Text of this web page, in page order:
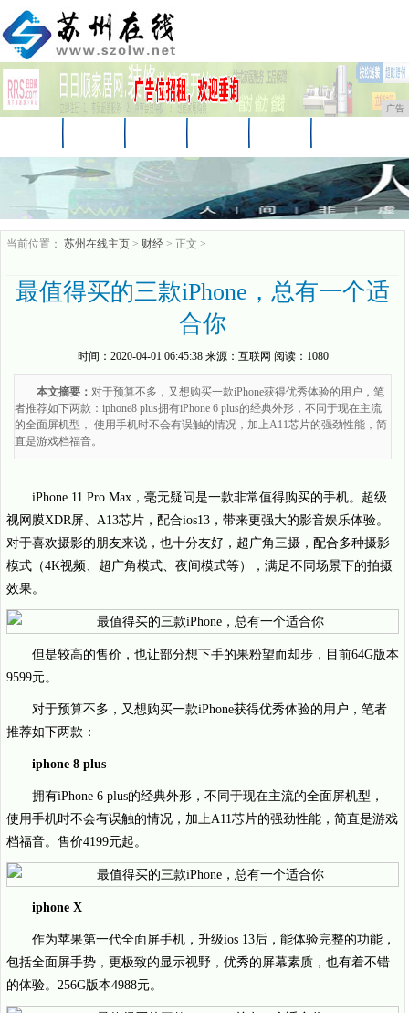
广告
企业 游戏
当前位置： 苏州在线主页 > 财经 > 正文 >
最值得买的三款iPhone，总有一个适
合你
时间： 2020-04-01 06:45:38来源： 互联网 阅读：1080
本文摘要： 对于预算不多，又想购买一款iPhone获得优秀体验的用户，笔
者推荐如下两款：iphone8 plus拥有iPhone 6 plus的经典外形，不同于现在主流
的全面屏机型， 使用手机时不会有误触的情况，加上A11芯片的强劲性能，简
直是游戏档福音。
iPhone 11 Pro Max，毫无疑问是一款非常值得购买的手机。超级
视网膜XDR屏、A13芯片，配合ios13，带来更强大的影音娱乐体验。
对于喜欢摄影的朋友来说，也十分友好，超广角三摄，配合多种摄影
模式（4K视频、超广角模式、夜间模式等），满足不同场景下的拍摄
效果。
但是较高的售价，也让部分想下手的果粉望而却步，目前64G版本
9599元。
对于预算不多，又想购买一款iPhone获得优秀体验的用户，笔者
推荐如下两款：
iphone 8 plus
拥有iPhone 6 plus的经典外形，不同于现在主流的全面屏机型，
使用手机时不会有误触的情况，加上A11芯片的强劲性能，简直是游戏
档福音。售价4199元起。
iphone X
作为苹果第一代全面屏手机，升级ios 13后，能体验完整的功能，
包括全面屏手势，更极致的显示视野，优秀的屏幕素质，也有着不错
的体验。256G版本4988元。